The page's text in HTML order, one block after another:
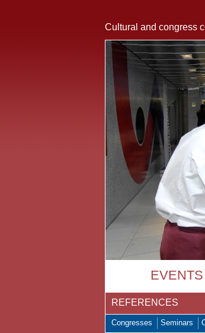
Cultural and congress
EVENTS
REFERENCES
Congresses Seminars